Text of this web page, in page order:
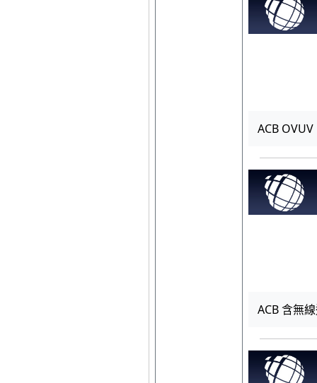
ACB OVUV
ACB 含無